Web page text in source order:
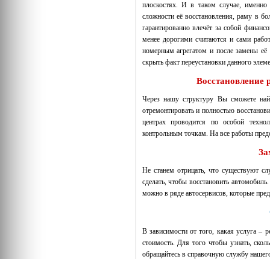
плоскостях. И в таком случае, именно
сложности её восстановления, раму в
гарантированно влечёт за собой
менее дорогими считаются и сами
номерным агрегатом и после замены
скрыть факт переустановки данного
Через нашу структуру Вы сможете
отремонтировать и полностью
центрах проводится по особой
контрольным точкам. На все работы
Не станем отрицать, что существуют
сделать, чтобы восстановить
можно в ряде автосервисов, которые
В зависимости от того, какая услуга –
стоимость. Для того чтобы узнать,
обращайтесь в справочную службу